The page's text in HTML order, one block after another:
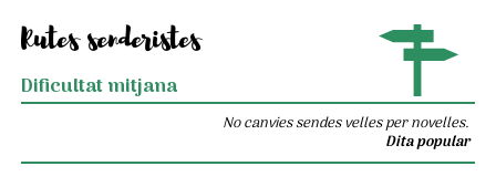
Rutes senderistes
Dificultat mitjana
No canvies sendes velles per novelles.
Dita popular